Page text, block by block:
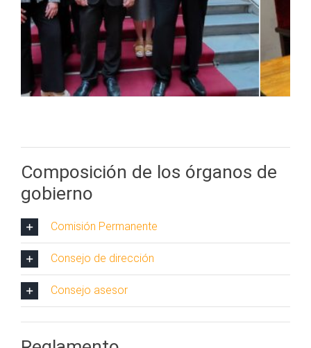
Composición de los órganos de
gobierno
Comisión Permanente
Consejo de dirección
Consejo asesor